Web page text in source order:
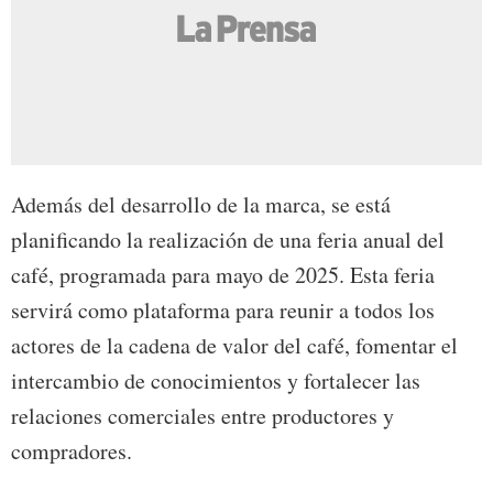
Además del desarrollo de la marca, se está
planificando la realización de una feria anual del
café, programada para mayo de 2025. Esta feria
servirá como plataforma para reunir a todos los
actores de la cadena de valor del café, fomentar el
intercambio de conocimientos y fortalecer las
relaciones comerciales entre productores y
compradores.